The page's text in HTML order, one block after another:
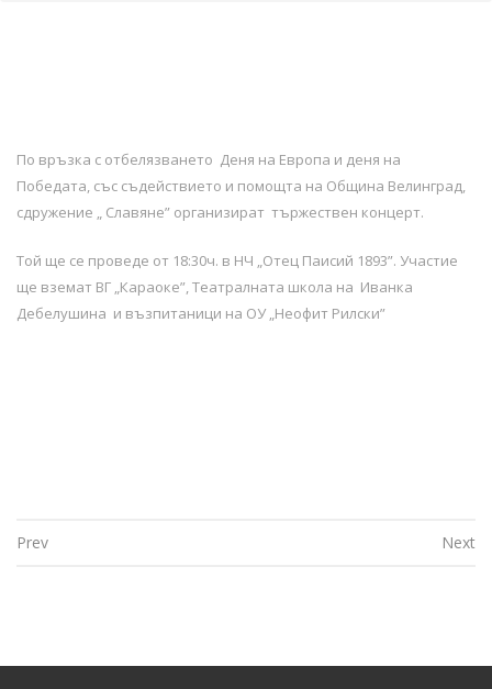
По връзка с отбелязването Деня на Европа и деня на
Победата, със съдействието и помощта на Община Велинград,
сдружение „ Славяне” организират тържествен концерт.
Той ще се проведе от 18:30ч. в НЧ „Отец Паисий 1893”. Участие
ще вземат ВГ „Караоке”, Театралната школа на Иванка
Дебелушина и възпитаници на ОУ „Неофит Рилски”
Prev Next